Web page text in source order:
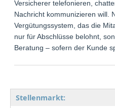
Versicherer telefonieren,
Nachricht kommunizieren will.
Vergütungssystem, das die
nur für Abschlüsse belohnt,
Beratung – sofern der Kunde
Stellenmarkt: